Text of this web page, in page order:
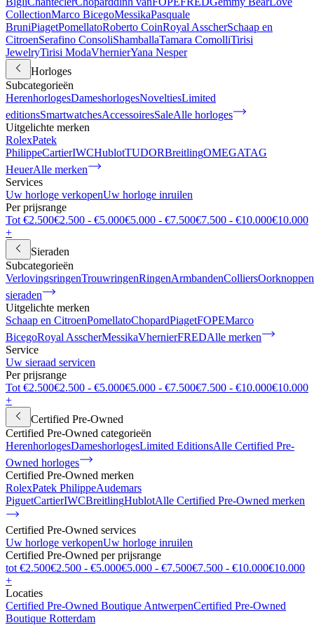
CollectionMarco BicegoMessikaPasquale
BruniPiagetPomellatoRoberto CoinRoyal AsscherSchaap en
CitroenSerafino ConsoliShamballaTamara ComolliTirisi
JewelryTirisi ModaVhernierYana Nesper
Horloges
Subcategorieën
HerenhorlogesDameshorlogesNoveltiesLimited
editionsSmartwatchesAccessoiresSaleAlle horloges
Uitgelichte merken
RolexPatek
PhilippeCartierIWCHublotTUDORBreitlingOMEGATAG
HeuerAlle merken
Services
Uw horloge verkopenUw horloge inruilen
Per prijsrange
Tot €2.500€2.500 - €5.000€5.000 - €7.500€7.500 - €10.000€10.000
+
Sieraden
Subcategorieën
VerlovingsringenTrouwringenRingenArmbandenColliersOorknoppen
sieraden
Uitgelichte merken
Schaap en CitroenPomellatoChopardPiagetFOPEMarco
BicegoRoyal AsscherMessikaVhernierFREDAlle merken
Service
Uw sieraad servicen
Per prijsrange
Tot €2.500€2.500 - €5.000€5.000 - €7.500€7.500 - €10.000€10.000
+
Certified Pre-Owned
Certified Pre-Owned categorieën
HerenhorlogesDameshorlogesLimited EditionsAlle Certified Pre-
Owned horloges
Certified Pre-Owned merken
RolexPatek PhilippeAudemars
PiguetCartierIWCBreitlingHublotAlle Certified Pre-Owned merken
Certified Pre-Owned services
Uw horloge verkopenUw horloge inruilen
Certified Pre-Owned per prijsrange
tot €2.500€2.500 - €5.000€5.000 - €7.500€7.500 - €10.000€10.000
+
Locaties
Certified Pre-Owned Boutique AntwerpenCertified Pre-Owned
Boutique Rotterdam